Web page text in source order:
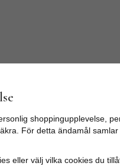
shoppingupplevelse,
För detta ändamål
eller välj vilka cookies du